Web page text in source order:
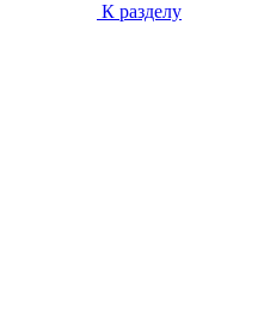
К разделу